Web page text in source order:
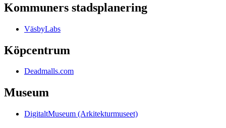
Kommuners stadsplanering
VäsbyLabs
Köpcentrum
Deadmalls.com
Museum
DigitaltMuseum (Arkitekturmuseet)